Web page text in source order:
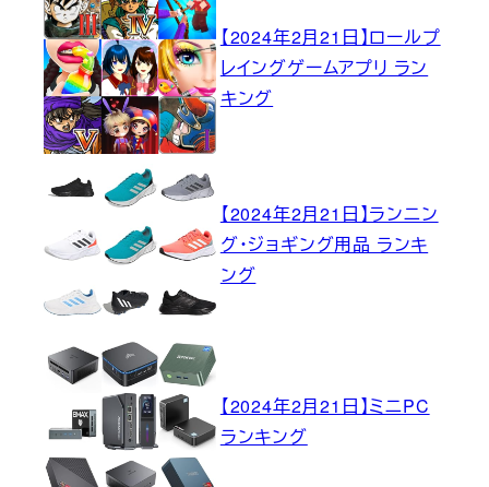
【2024年2月21日】ロールプ
レイングゲームアプリ ラン
キング
【2024年2月21日】ランニン
グ・ジョギング用品 ランキ
ング
【2024年2月21日】ミニPC
ランキング